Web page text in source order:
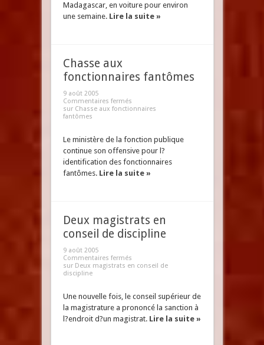
Madagascar, en voiture pour environ
une semaine. Lire la suite »
Chasse aux
fonctionnaires fantômes
9 août 2005
Commentaires fermés
sur Chasse aux fonctionnaires
fantômes
Le ministère de la fonction publique
continue son offensive pour l?
identification des fonctionnaires
fantômes. Lire la suite »
Deux magistrats en
conseil de discipline
9 août 2005
Commentaires fermés
sur Deux magistrats en conseil de
discipline
Une nouvelle fois, le conseil supérieur de
la magistrature a prononcé la sanction à
l?endroit d?un magistrat. Lire la suite »